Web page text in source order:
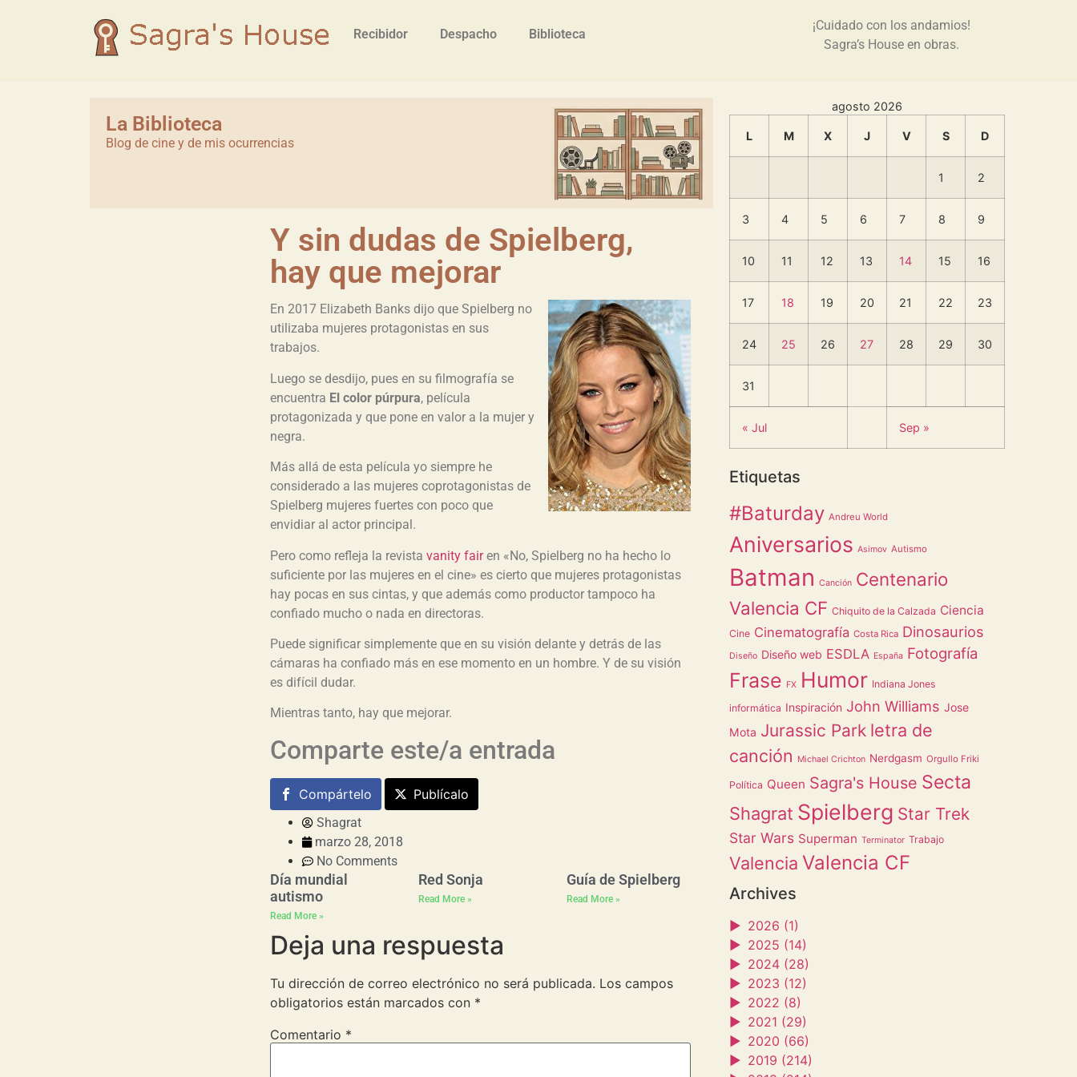
Recibidor Despacho Biblioteca
¡Cuidado con los andamios!
Sagra’s House en obras.
La Biblioteca
Blog de cine y de mis ocurrencias
Y sin dudas de Spielberg,
hay que mejorar
En 2017 Elizabeth Banks dijo que Spielberg no
utilizaba mujeres protagonistas en sus
trabajos.
Luego se desdijo, pues en su filmografía se
encuentra El color púrpura, película
protagonizada y que pone en valor a la mujer y
negra.
Más allá de esta película yo siempre he
considerado a las mujeres coprotagonistas de
Spielberg mujeres fuertes con poco que
envidiar al actor principal.
Pero como refleja la revista vanity fairen «No, Spielberg no ha hecho lo
suficiente por las mujeres en el cine» es cierto que mujeres protagonistas
hay pocas en sus cintas, y que además como productor tampoco ha
confiado mucho o nada en directoras.
Puede significar simplemente que en su visión delante y detrás de las
cámaras ha confiado más en ese momento en un hombre. Y de su visión
es difícil dudar.
Mientras tanto, hay que mejorar.
Comparte este/a entrada
Compártelo Publícalo
Shagrat
marzo 28, 2018
No Comments
Día mundial
autismo
Read More »
Red Sonja
Read More »
Guía de Spielberg
Read More »
Deja una respuesta
Tu dirección de correo electrónico no será publicada. Los campos
obligatorios están marcados con *
Comentario *
agosto 2026
L M X J V S D
1 2
3 4 5 6 7 8 9
10 11 12 13 14 15 16
17 18 19 20 21 22 23
24 25 26 27 28 29 30
31
« Jul Sep »
Etiquetas
#Baturday Andreu World
Aniversarios Asimov Autismo
Batman Canción Centenario
Valencia CF Chiquito de la Calzada Ciencia
Cine Cinematografía Costa Rica Dinosaurios
Diseño Diseño web ESDLA España Fotografía
Frase FX Humor Indiana Jones
informática Inspiración John Williams Jose
Mota Jurassic Park letra de
canción
Michael Crichton Nerdgasm Orgullo Friki
Política Queen Sagra's House Secta
Shagrat Spielberg Star Trek
Star Wars Superman Terminator Trabajo
Valencia Valencia CF
Archives
► 2026 (1)
► 2025 (14)
► 2024 (28)
► 2023 (12)
► 2022 (8)
► 2021 (29)
► 2020 (66)
► 2019 (214)